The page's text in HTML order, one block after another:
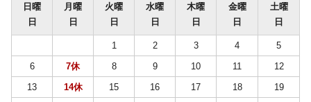
日曜
日
月曜
日
火曜
日
水曜
日
木曜
日
金曜
日
土曜
日
1 2 3 4
5
6
7休 8 9 10 11
12
13
14休 15 16 17 18
19